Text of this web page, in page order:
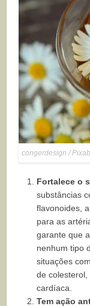
congerdesign /
Fortalece o
substâncias
flavonoides,
para as
garante que
nenhum tipo
situações
de
cardíaca.
Tem ação